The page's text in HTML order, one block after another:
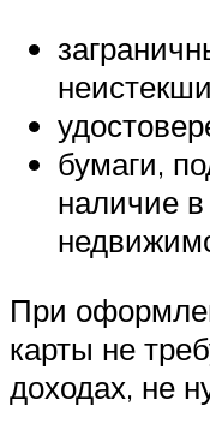
бумаги,
наличие
При
карты не
доходах, не